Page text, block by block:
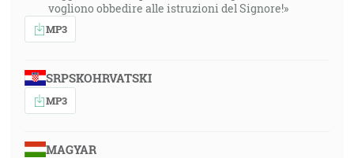
vogliono obbedire alle istruzioni del Signore!»
MP3
SRPSKOHRVATSKI
MP3
MAGYAR